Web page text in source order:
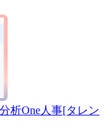
析One人事[タレン